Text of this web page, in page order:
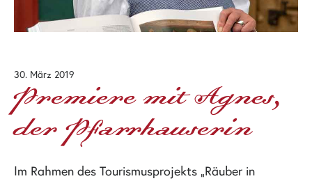
30. März 2019
Premiere mit Agnes,
der Pfarrhauserin
Im Rahmen des Tourismusprojekts „Räuber in